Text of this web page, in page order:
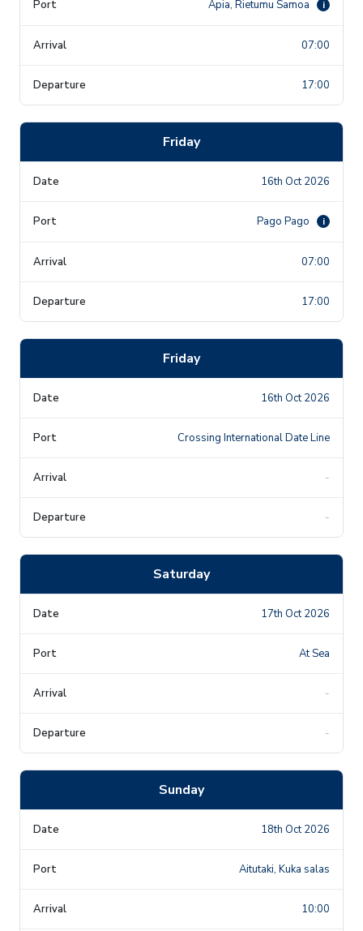
Apia, Rietumu Samoa i
07:00
17:00
Friday
16th Oct 2026
Pago Pago i
07:00
17:00
Friday
16th Oct 2026
Crossing International Date Line
-
-
Saturday
17th Oct 2026
At Sea
-
-
Sunday
18th Oct 2026
Aitutaki, Kuka salas
10:00